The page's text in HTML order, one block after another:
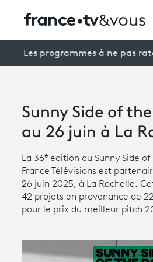
Creators
Participer et assister à une
À votre écoute
Les programmes à ne pas
Sunny Side of
au 26 juin à La
La 36e édition du Sunny Side
France Télévisions est
26 juin 2025, à La Rochelle.
42 projets en provenance de
pour le prix du meilleur pitch